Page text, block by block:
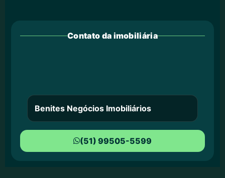
Contato da imobiliária
Benites Negócios Imobiliários
(51) 99505-5599